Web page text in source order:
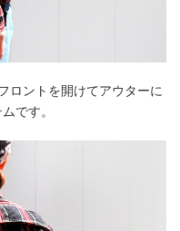
ロントを開けてアウターに
です。